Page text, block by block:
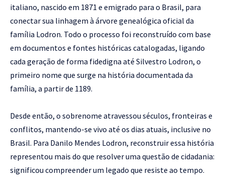
italiano, nascido em 1871 e emigrado para o Brasil, para
conectar sua linhagem à árvore genealógica oficial da
família Lodron. Todo o processo foi reconstruído com base
em documentos e fontes históricas catalogadas, ligando
cada geração de forma fidedigna até Silvestro Lodron, o
primeiro nome que surge na história documentada da
família, a partir de 1189.
Desde então, o sobrenome atravessou séculos, fronteiras e
conflitos, mantendo-se vivo até os dias atuais, inclusive no
Brasil. Para Danilo Mendes Lodron, reconstruir essa história
representou mais do que resolver uma questão de cidadania:
significou compreender um legado que resiste ao tempo.